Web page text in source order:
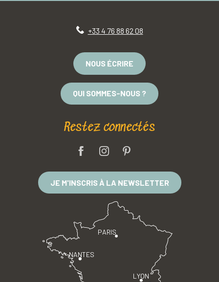
+33 4 76 88 62 08
NOUS ÉCRIRE
QUI SOMMES-NOUS ?
Restez connectés
JE M'INSCRIS À LA NEWSLETTER
PARIS
LYON
NANTES